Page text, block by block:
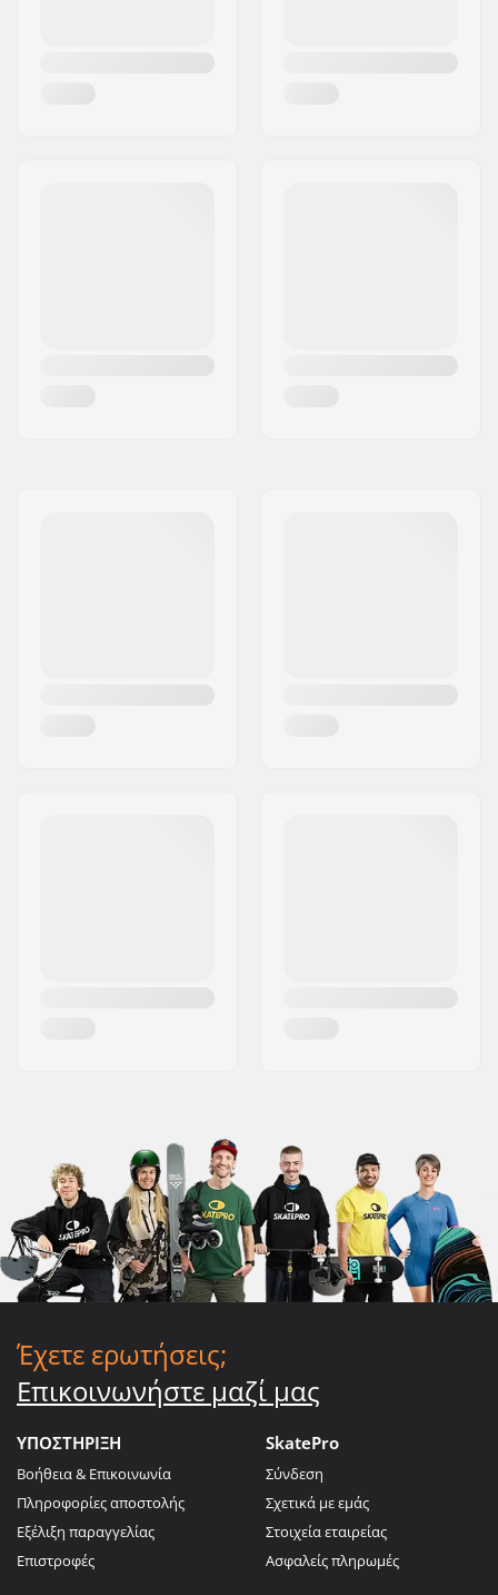
Έχετε ερωτήσεις;
Επικοινωνήστε μαζί μας
ΥΠΟΣΤΗΡΙΞΗ
Βοήθεια & Επικοινωνία
Πληροφορίες αποστολής
Εξέλιξη παραγγελίας
Επιστροφές
SkatePro
Σύνδεση
Σχετικά με εμάς
Στοιχεία εταιρείας
Ασφαλείς πληρωμές